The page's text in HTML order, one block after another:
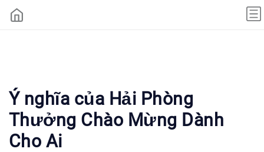
Ý nghĩa của Hải Phòng
Thưởng Chào Mừng Dành
Cho Ai